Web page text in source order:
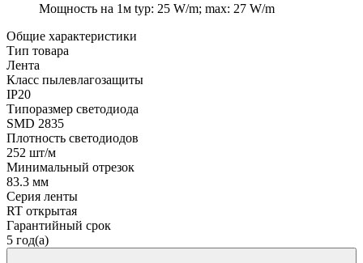
Мощность на 1м typ: 25 W/m; max: 27 W/m
Общие характеристики
Тип товара
Лента
Класс пылевлагозащиты
IP20
Типоразмер светодиода
SMD 2835
Плотность светодиодов
252 шт/м
Минимальный отрезок
83.3 мм
Серия ленты
RT открытая
Гарантийный срок
5 год(а)